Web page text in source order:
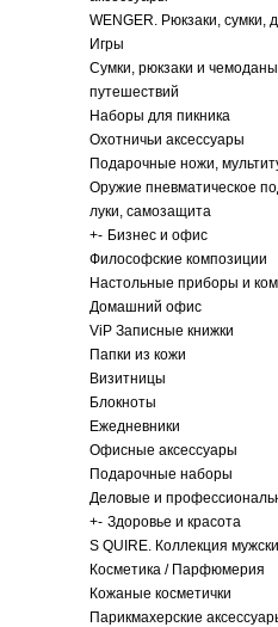
WENGER. Рюкзаки, сумки,
Игры
Сумки, рюкзаки и
путешествий
Наборы для пикника
Охотничьи аксессуары
Подарочные ножи,
Оружие пневматическое
луки, самозащита
+- Бизнес и офис
Философские композиции
Настольные приборы и
Домашний офис
ViP Записные книжки
Папки из кожи
Визитницы
Блокноты
Ежедневники
Офисные аксессуары
Подарочные наборы
Деловые и
+- Здоровье и красота
S QUIRE. Коллекция
Косметика / Парфюмерия
Кожаные косметички
Парикмахерские